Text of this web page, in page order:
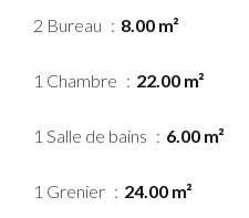
2 Bureau 8.00 m²
1 Chambre 22.00 m²
1 Salle de bains 6.00 m²
1 Grenier 24.00 m²